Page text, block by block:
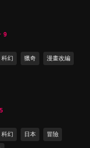
9
科幻 獵奇 漫畫改編
科幻 日本 冒險